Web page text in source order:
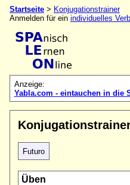
Startseite > Konjugationstrainer
Anmelden für ein individuelles
Anzeige:
Yabla.com - eintauchen in die
Futuro
Üben